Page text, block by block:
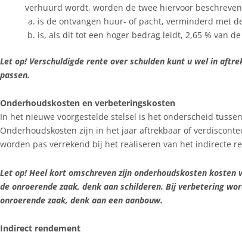
verhuurd wordt, worden de twee hiervoor
is de ontvangen huur- of pacht, verminderd met
is, als dit tot een hoger bedrag leidt, 2,65 % van
Let op! Verschuldigde rente over schulden kunt u wel in
passen.
Onderhoudskosten en verbeteringskosten
In het nieuwe voorgestelde stelsel is het onderscheid
Onderhoudskosten zijn in het jaar aftrekbaar of
worden pas verrekend bij het realiseren van het indirecte
Let op! Heel kort omschreven zijn onderhoudskosten
de onroerende zaak, denk aan schilderen. Bij verbetering
onroerende zaak, denk aan een aanbouw.
Indirect rendement